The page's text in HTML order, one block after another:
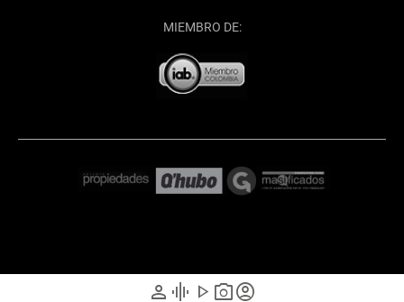
person graphic_eq play_arrow photo_cameraaccount_circle
MIEMBRO DE: